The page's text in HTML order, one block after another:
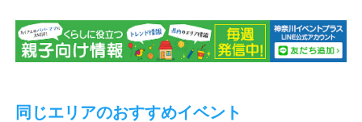
同じエリアのおすすめイベント